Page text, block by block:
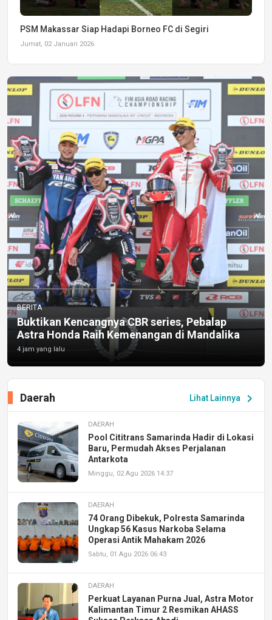
PSM Makassar Siap Hadapi Borneo FC di Segiri
Jumat, 02 Januari 2026
BERITA
Buktikan Kencangnya CBR series, Pebalap
Astra Honda Raih Kemenangan di Mandalika
4 jam yang lalu
Lihat Lainnya chevron_right
Daerah
DAERAH
Pool Cititrans Samarinda Hadir di Lokasi
Baru, Permudah Akses Perjalanan
Antarkota
Minggu, 02 Agu 2026 14:37
DAERAH
74 Orang Dibekuk, Polresta Samarinda
Ungkap 56 Kasus Narkoba Selama
Operasi Antik Mahakam 2026
Sabtu, 01 Agu 2026 06:43
DAERAH
Perkuat Layanan Purna Jual, Astra Motor
Kalimantan Timur 2 Resmikan AHASS